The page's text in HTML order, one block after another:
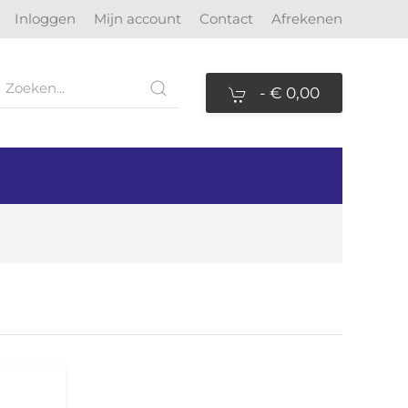
Inloggen Mijn account Contact Afrekenen
- € 0,00